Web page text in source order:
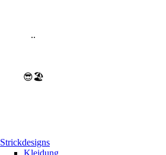
..
😎🏖️
Strickdesigns
Kleidung